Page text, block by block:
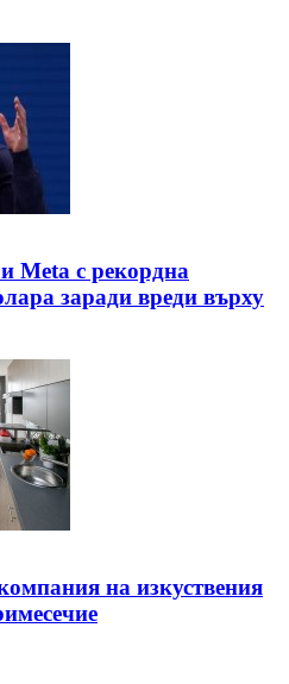
Meta с рекордна
заради вреди върху
на изкуствения